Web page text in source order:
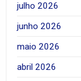
julho 2026
junho 2026
maio 2026
abril 2026